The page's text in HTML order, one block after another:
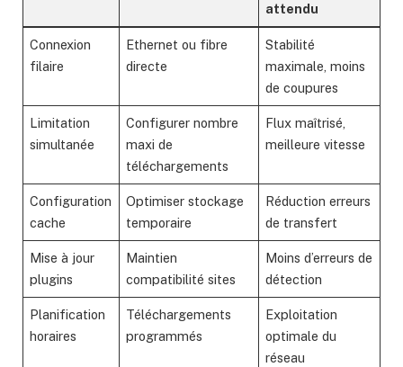
attendu
Connexion
filaire
Ethernet ou fibre
directe
Stabilité
maximale, moins
de coupures
Limitation
simultanée
Configurer nombre
maxi de
téléchargements
Flux maîtrisé,
meilleure vitesse
Configuration
cache
Optimiser stockage
temporaire
Réduction erreurs
de transfert
Mise à jour
plugins
Maintien
compatibilité sites
Moins d’erreurs de
détection
Planification
horaires
Téléchargements
programmés
Exploitation
optimale du
réseau